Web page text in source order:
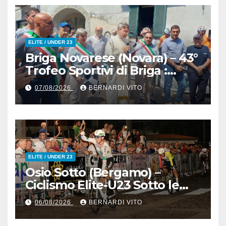
ELITE / UNDER 23
Briga Novarese (Novara) – 43°
Trofeo Sportivi di Briga :
Nicolò Arrighetti è ancora lui
il Re del Muro di San
Colombano
07/08/2026 BERNARDI VITO
ELITE / UNDER 23
Osio Sotto (Bergamo) –
Ciclismo Elite-U23 Sotto le
Stelle : Kevin Bertoncelli (SC
Padovani-Polo Cherry Bank)
su Andrea Biancalani
06/08/2026 BERNARDI VITO